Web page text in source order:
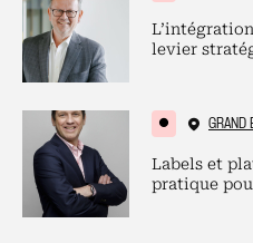
levier
GRAND
Labels et
pratique